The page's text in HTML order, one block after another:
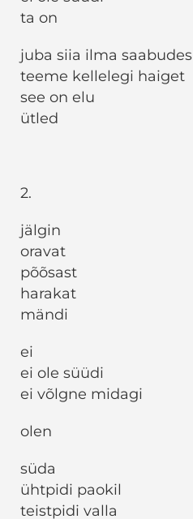
ta on
juba siia ilma saabudes
teeme kellelegi haiget
see on elu
ütled
2.
jälgin
oravat
põõsast
harakat
mändi
ei
ei ole süüdi
ei võlgne midagi
olen
süda
ühtpidi paokil
teistpidi valla